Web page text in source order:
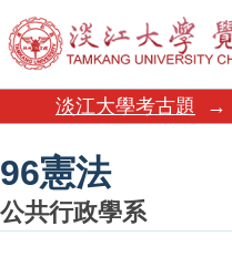
96憲法
淡江大學考古題 →
96憲法
公共行政學系